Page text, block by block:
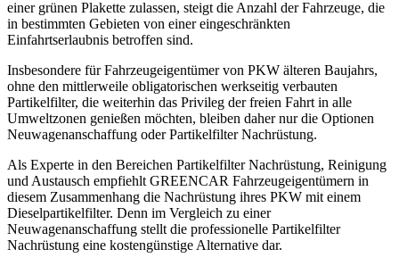
einer grünen Plakette zulassen, steigt die Anzahl der Fahrzeuge, die
in bestimmten Gebieten von einer eingeschränkten
Einfahrtserlaubnis betroffen sind.
Insbesondere für Fahrzeugeigentümer von PKW älteren Baujahrs,
ohne den mittlerweile obligatorischen werkseitig verbauten
Partikelfilter, die weiterhin das Privileg der freien Fahrt in alle
Umweltzonen genießen möchten, bleiben daher nur die Optionen
Neuwagenanschaffung oder Partikelfilter Nachrüstung.
Als Experte in den Bereichen Partikelfilter Nachrüstung, Reinigung
und Austausch empfiehlt GREENCAR Fahrzeugeigentümern in
diesem Zusammenhang die Nachrüstung ihres PKW mit einem
Dieselpartikelfilter. Denn im Vergleich zu einer
Neuwagenanschaffung stellt die professionelle Partikelfilter
Nachrüstung eine kostengünstige Alternative dar.